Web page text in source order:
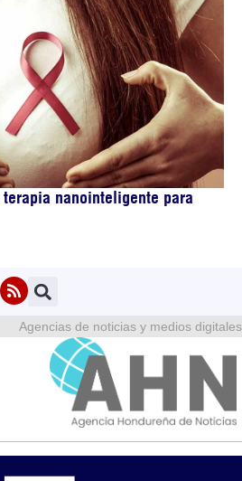
nanointeligente para
Agencias de noticias y medios digitales